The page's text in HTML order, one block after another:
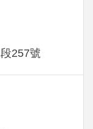
257號